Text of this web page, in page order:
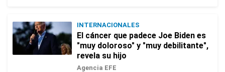
INTERNACIONALES
El cáncer que padece Joe Biden es
"muy doloroso" y "muy debilitante",
revela su hijo
Agencia EFE